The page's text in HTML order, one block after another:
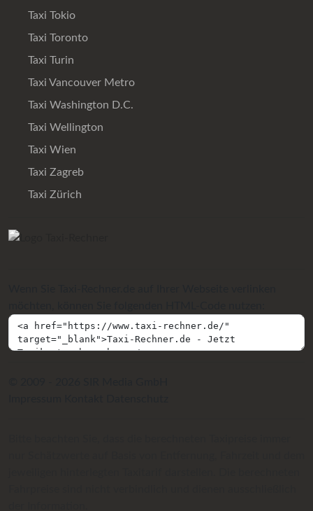
Taxi Tokio
Taxi Toronto
Taxi Turin
Taxi Vancouver Metro
Taxi Washington D.C.
Taxi Wellington
Taxi Wien
Taxi Zagreb
Taxi Zürich